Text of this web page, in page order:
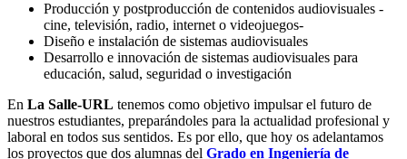
Producción y postproducción de contenidos audiovisuales -
cine, televisión, radio, internet o videojuegos-
Diseño e instalación de sistemas audiovisuales
Desarrollo e innovación de sistemas audiovisuales para
educación, salud, seguridad o investigación
En La Salle-URL tenemos como objetivo impulsar el futuro de
nuestros estudiantes, preparándoles para la actualidad profesional y
laboral en todos sus sentidos. Es por ello, que hoy os adelantamos
los proyectos que dos alumnas del Grado en Ingeniería de